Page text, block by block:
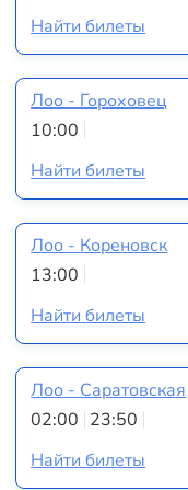
Найти билеты
Лоо - Гороховец
10:00
Найти билеты
Лоо - Кореновск
13:00
Найти билеты
Лоо - Саратовская
02:00 23:50
Найти билеты